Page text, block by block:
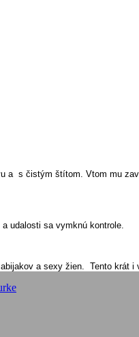
a s čistým štítom. Vtom mu
udalosti sa vymknú kontrole.
a sexy žien. Tento krát i